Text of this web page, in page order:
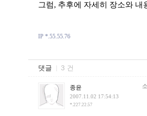
그럼, 추후에 자세히 장소와 내
IP *.55.55.76
댓글 3 건
종윤
2007.11.02 17:54:13
*.227.22.57